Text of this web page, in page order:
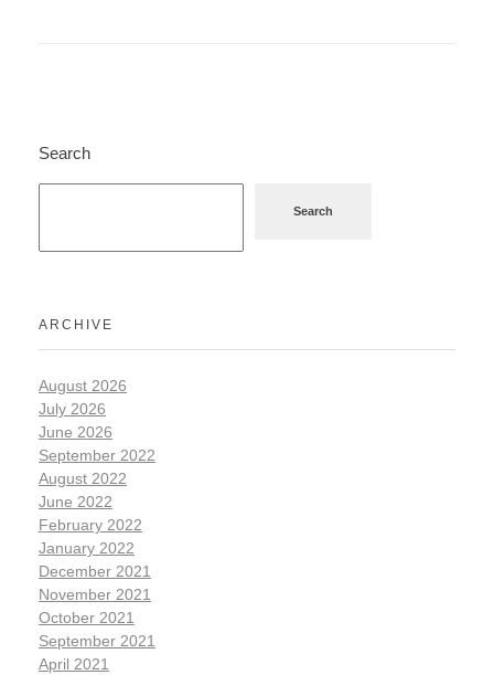
Search
Search
ARCHIVE
August 2026
July 2026
June 2026
September 2022
August 2022
June 2022
February 2022
January 2022
December 2021
November 2021
October 2021
September 2021
April 2021